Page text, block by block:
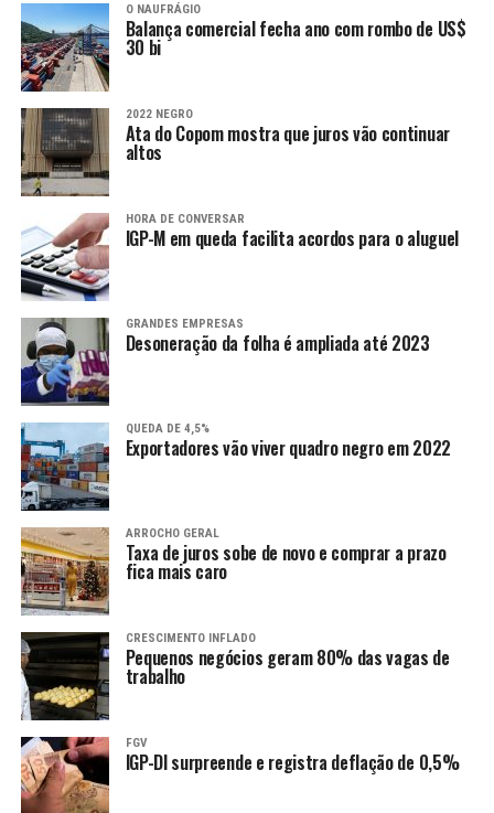
O NAUFRÁGIO
Balança comercial fecha ano com rombo de US$
30 bi
2022 NEGRO
Ata do Copom mostra que juros vão continuar
altos
HORA DE CONVERSAR
IGP-M em queda facilita acordos para o aluguel
GRANDES EMPRESAS
Desoneração da folha é ampliada até 2023
QUEDA DE 4,5%
Exportadores vão viver quadro negro em 2022
ARROCHO GERAL
Taxa de juros sobe de novo e comprar a prazo
fica mais caro
CRESCIMENTO INFLADO
Pequenos negócios geram 80% das vagas de
trabalho
FGV
IGP-DI surpreende e registra deflação de 0,5%